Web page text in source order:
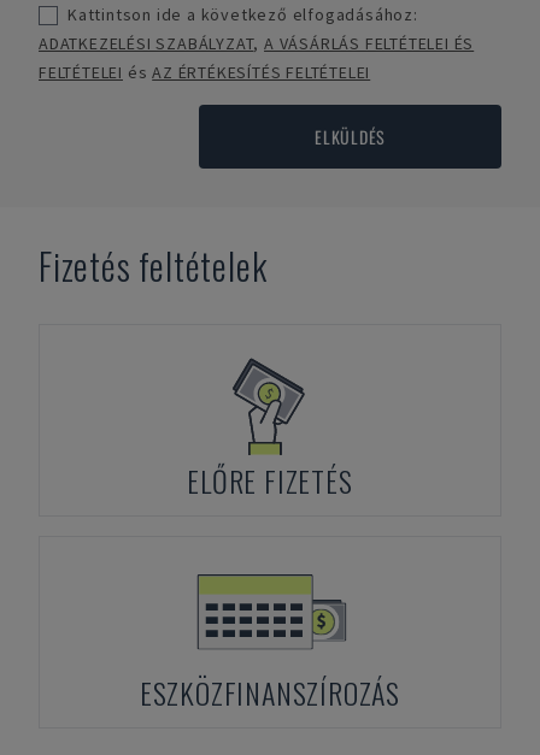
Kattintson ide a következő elfogadásához:
ADATKEZELÉSI SZABÁLYZAT,A VÁSÁRLÁS FELTÉTELEI ÉS
FELTÉTELEI ésAZ ÉRTÉKESÍTÉS FELTÉTELEI
ELKÜLDÉS
Fizetés feltételek
ELŐRE FIZETÉS
ESZKÖZFINANSZÍROZÁS